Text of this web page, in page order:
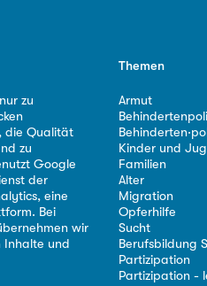
zu
die Qualität
zu
Google
der
eine
Bei
wir
Inhalte und
Themen
Armut
Kinder und
Familien
Alter
Migration
Opferhilfe
Sucht
Berufsbildung
Partizipation
Partizipation -